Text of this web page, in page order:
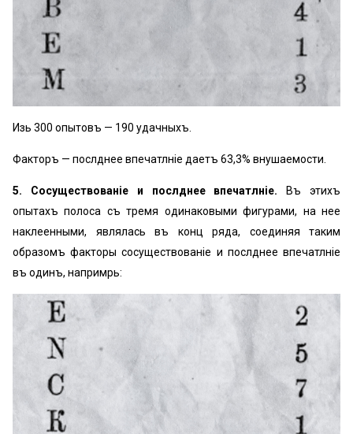
Изь 300 опытовъ — 190 удачныхъ.
Факторъ — послѣднее впечатлѣніе даетъ 63,3% внушаемости.
5. Сосуществованіе и послѣднее впечатлѣніе.
Въ этихъ
опытахъ полоса съ тремя одинаковыми фигурами, на нее
наклеенными, являлась въ концѣ ряда, соединяя таким
образомъ факторы сосуществованіе и послѣднее впечатлѣніе
въ одинъ, напримѣрь: